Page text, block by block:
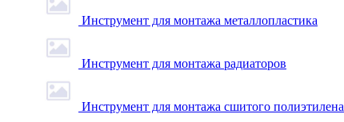
Инструмент для монтажа металлопластика
Инструмент для монтажа радиаторов
Инструмент для монтажа сшитого полиэтилена